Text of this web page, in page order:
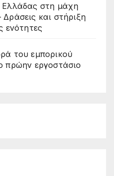
Ελλάδας στη μάχη
και στήριξη
ενότητες
του εμπορικού
πρώην εργοστάσιο